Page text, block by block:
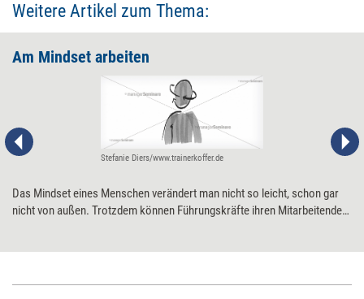
Weitere Artikel zum Thema:
Am Mindset arbeiten
Stefanie Diers/www.trainerkoffer.de
Das Mindset eines Menschen verändert man nicht so leicht, schon gar
nicht von außen. Trotzdem können Führungskräfte ihren Mitarbeitenden